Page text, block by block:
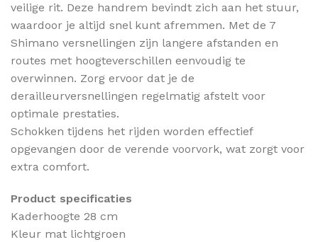
veilige rit. Deze handrem bevindt zich aan het stuur,
waardoor je altijd snel kunt afremmen. Met de 7
Shimano versnellingen zijn langere afstanden en
routes met hoogteverschillen eenvoudig te
overwinnen. Zorg ervoor dat je de
derailleurversnellingen regelmatig afstelt voor
optimale prestaties.
Schokken tijdens het rijden worden effectief
opgevangen door de verende voorvork, wat zorgt voor
extra comfort.
Product specificaties
Kaderhoogte 28 cm
Kleur mat lichtgroen